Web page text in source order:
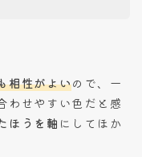
相性がよいので、一
わせやすい色だと感
ほうを軸 にしてほか